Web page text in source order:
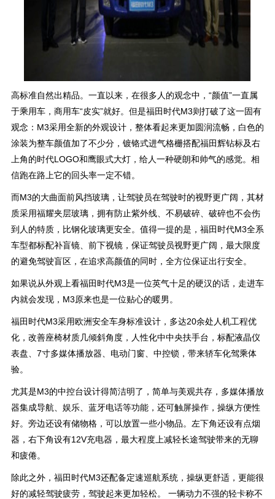
高标准自然出精品。一直以来，在很多人的观念中，“颜值”一直属
于乘用车，商用车“皮实”就好。但是福田时代M3则打破了这一固有
观念：M3采用全新的外观设计，整体看起来更加圆润流畅，白色的
涂装为整车颜值加了不少分，镀铬式进气格栅搭配福田辉钻标及右
上角的时代LOGO和鹰眼式大灯，给人一种硬朗和帅气的感觉。相
信跑在路上它的回头率一定不错。
而M3的大曲面前风挡玻璃，让驾驶员在驾驶时的视野更广阔，其材
质采用福耀夹层玻璃，拥有防止紫外线、不易破碎、破碎也不会伤
到人的特质，比钢化玻璃更安全。值得一提的是，福田时代M3全系
车型都标配补盲镜、前下视镜，保证驾驶员视野更广阔，最大限度
的避免驾驶盲区，在追求高颜值的同时，全方位保证出行安全。
如果说从外观上看福田时代M3是一位英气十足的硬汉的话，走进车
内就会发现，M3原来也是一位贴心的暖男。
福田时代M3采用欧洲安全车身标准设计，多达20余处人机工程优
化，改善座椅材质几倾斜角度，人性化中中央扶手台，标配液晶仪
表盘、7寸多媒体播放器、电动门窗、中控锁，带来轿车化驾乘体
验。
尤其是M3的中控台设计得简洁明了，简单与美观共存，多媒体播放
器集成导航、娱乐、蓝牙电话等功能，还可触屏操作，操纵方便性
好。旁边还设有储物格，可以放置一些小物品。左下角还设有点烟
器，右下角设有12V充电器，最大程度上减轻长途驾驶带来的无聊
和疲倦。
除此之外，福田时代M3还配备定速巡航系统，操纵更舒适，更能很
好的减轻驾驶疲劳，驾驶起来更加轻松。 一辆动力不强的轻卡称不